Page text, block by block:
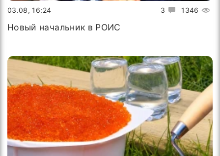
3 1346
03.08, 16:24
Новый начальник в РОИС